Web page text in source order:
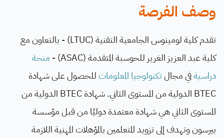
وصف الفرصة
تقدم كلية لومينوس الجامعية التقنية (LTUC) - بالتعاون مع
كلية عبد العزيز الغرير للحوسبة المتقدمة (ASAC) -
منحة
دراسيةفي مجالتكنولوجيا المعلوماتللحصول على شهادة
BTEC الدولية من المستوى الثاني. شهادة BTEC الدولية من
المستوى الثاني هي شهادة معتمدة دوليًا من قبل مؤسسة
بيرسون وتهدف إلى تزويد المتعلمين بالمؤهلات المهنية اللازمة